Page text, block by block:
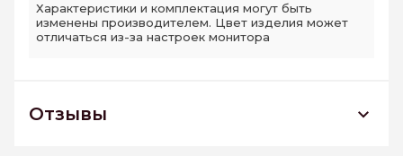
Характеристики и комплектация могут быть
изменены производителем. Цвет изделия может
отличаться из-за настроек монитора
Отзывы